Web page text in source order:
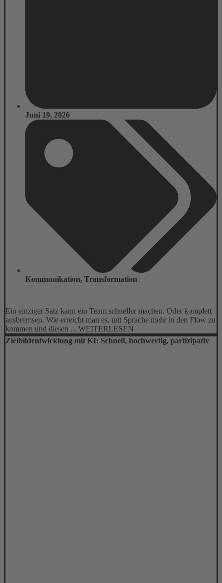
Juni 19, 2026
Kommunikation, Transformation
Ein einziger Satz kann ein Team schneller machen. Oder komplett
ausbremsen. Wie erreicht man es, mit Sprache mehr in den Flow zu
kommen und diesen ... WEITERLESEN
Zielbildentwicklung mit KI: Schnell, hochwertig, partizipativ